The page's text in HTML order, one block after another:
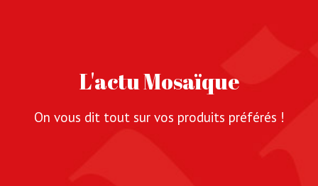
L'actu Mosaïque
On vous dit tout sur vos produits préférés !